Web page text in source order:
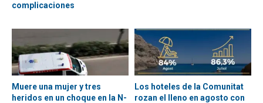
complicaciones
Muere una mujer y tres
heridos en un choque en la N-
Los hoteles de la Comunitat
rozan el lleno en agosto con